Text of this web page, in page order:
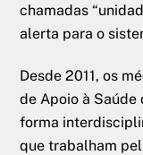
chamadas
alerta para o
Desde 2011, os
de Apoio à Saúde
forma
que trabalham